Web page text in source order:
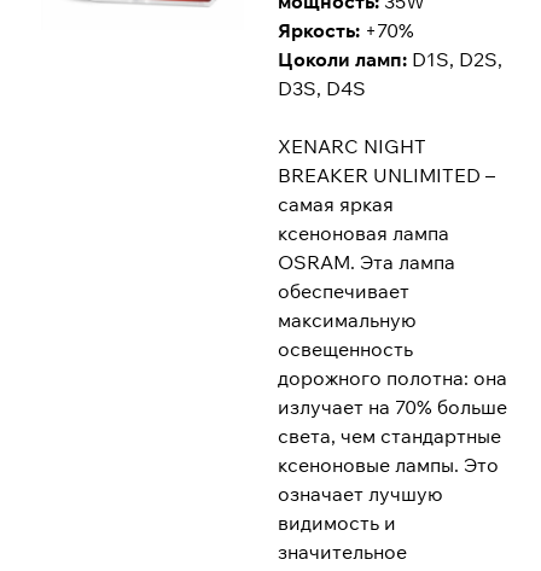
Яркость: +70%
Цоколи ламп: D1S, D2S,
D3S, D4S
XENARC NIGHT
BREAKER UNLIMITED –
самая яркая
ксеноновая лампа
OSRAM. Эта лампа
обеспечивает
максимальную
освещенность
дорожного полотна: она
излучает на 70% больше
света, чем стандартные
ксеноновые лампы. Это
означает лучшую
видимость и
значительное